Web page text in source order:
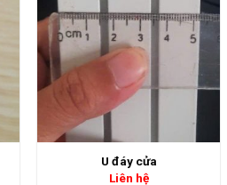
U đáy cửa
Liên hệ